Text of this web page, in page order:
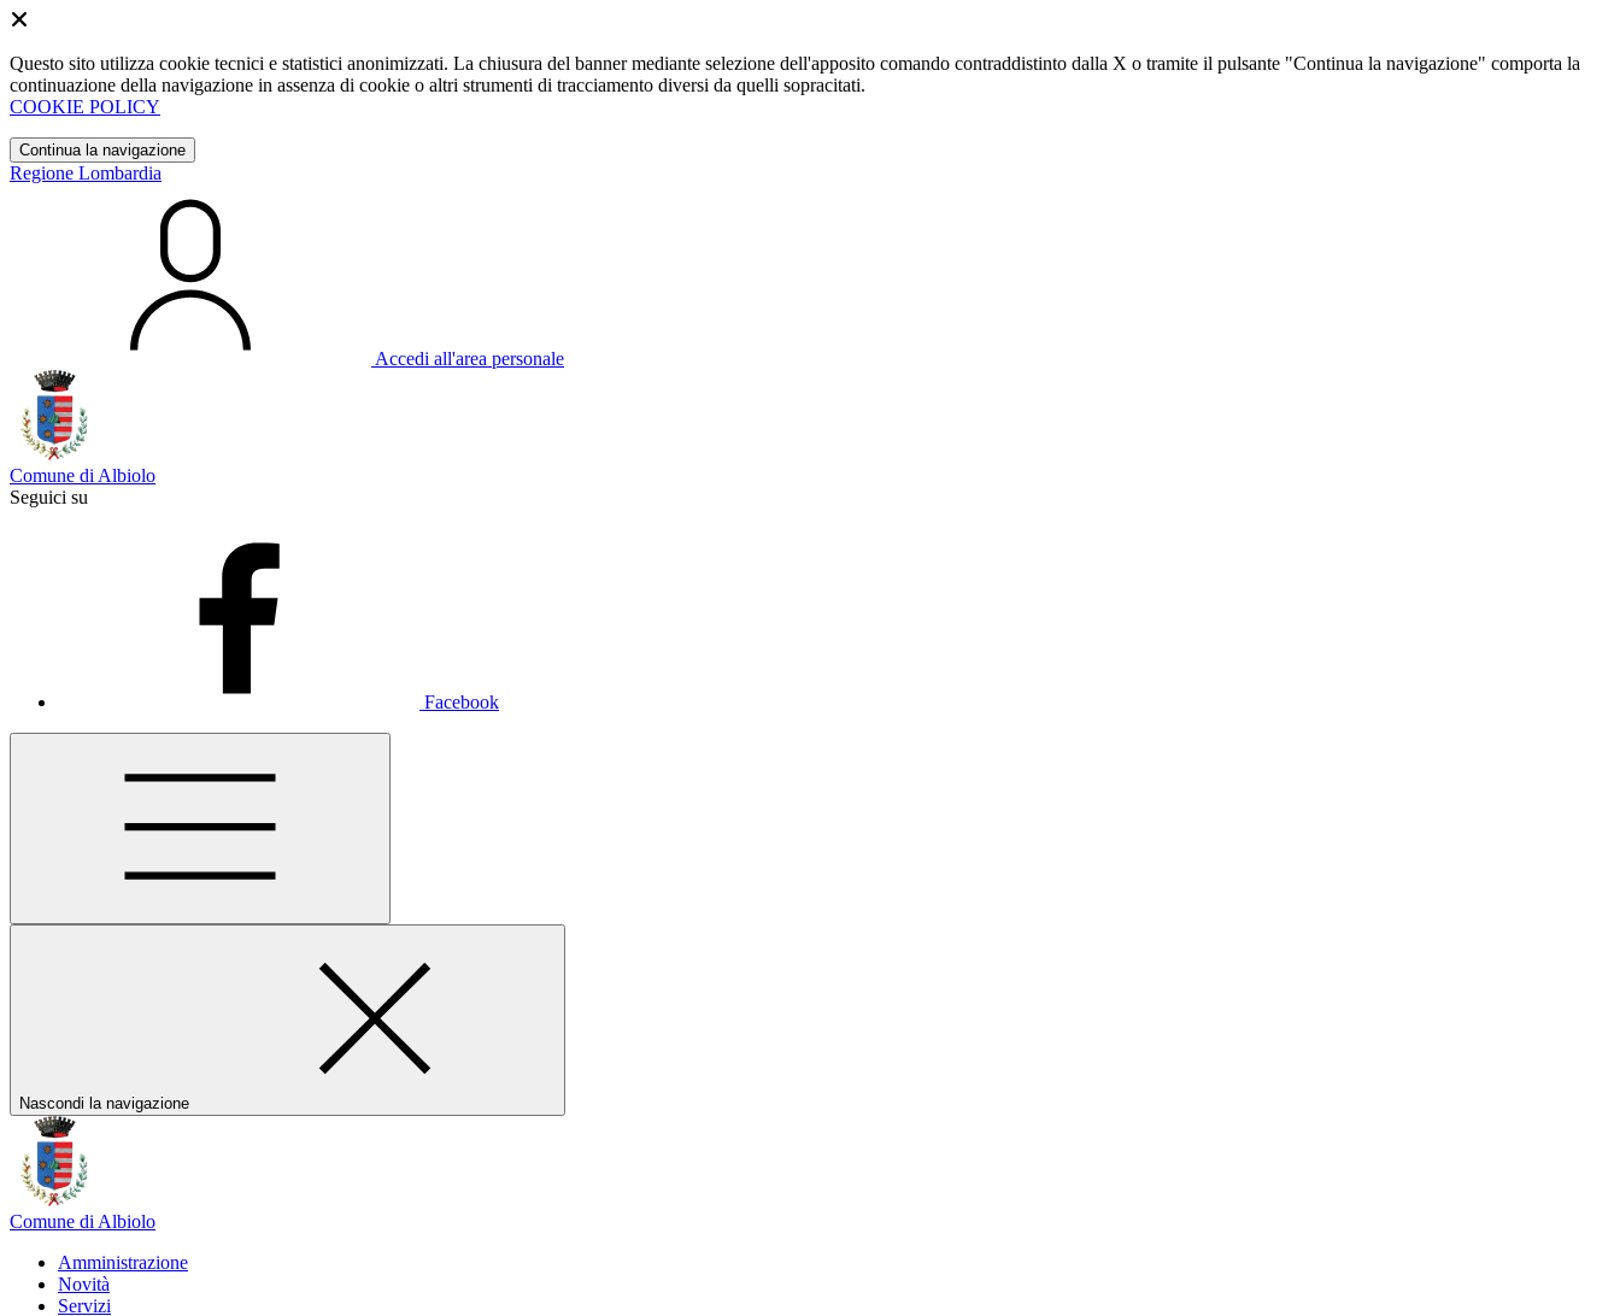
Questo sito utilizza cookie tecnici e statistici anonimizzati. La chiusura del banner mediante selezione dell'apposito comando contraddistinto dalla X o tramite il pulsante "Continua la navigazione" comporta la
continuazione della navigazione in assenza di cookie o altri strumenti di tracciamento diversi da quelli sopracitati.
COOKIE POLICY
Continua la navigazione
Regione Lombardia
Accedi all'area personale
Comune di Albiolo
Seguici su
Facebook
Nascondi la navigazione
Comune di Albiolo
Amministrazione
Novità
Servizi